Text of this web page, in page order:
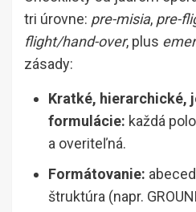
tri úrovne: pre-misia, pre-
flight/hand-over, plus
zásady:
Kratké, hierarchické,
formulácie: každá
a overiteľná.
Formátovanie:
štruktúra (napr.